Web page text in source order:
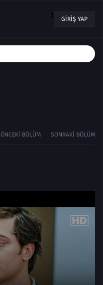
1 GIRIŞ YAP
ÖNCEKI BÖLÜM SONRAKI BÖLÜM